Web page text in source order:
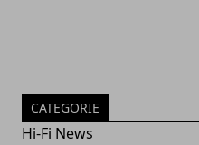
CATEGORIE
Hi-Fi News